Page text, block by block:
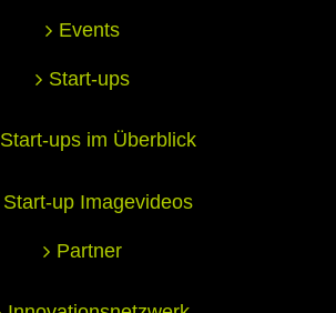
Events
Start-ups
Start-ups im Überblick
Start-up Imagevideos
Partner